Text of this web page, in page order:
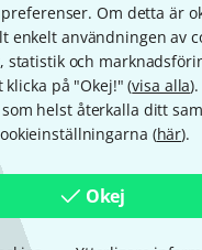
Om detta är
enkelt användningen av
statistik och
klicka på "Okej!" (visa alla).
helst återkalla ditt
(här).
Okej
Läs alla recensioner
alternativ